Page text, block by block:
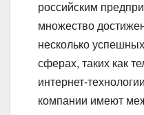
российским
множество
несколько
сферах, таких как
интернет-
компании имеют